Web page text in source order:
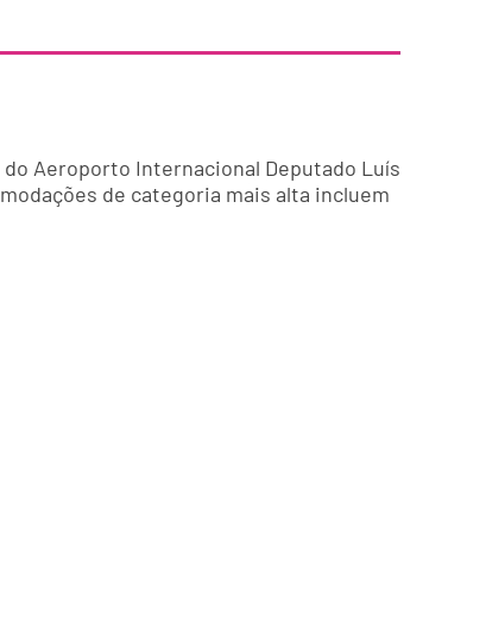
Aeroporto Internacional Deputado Luís
de categoria mais alta incluem